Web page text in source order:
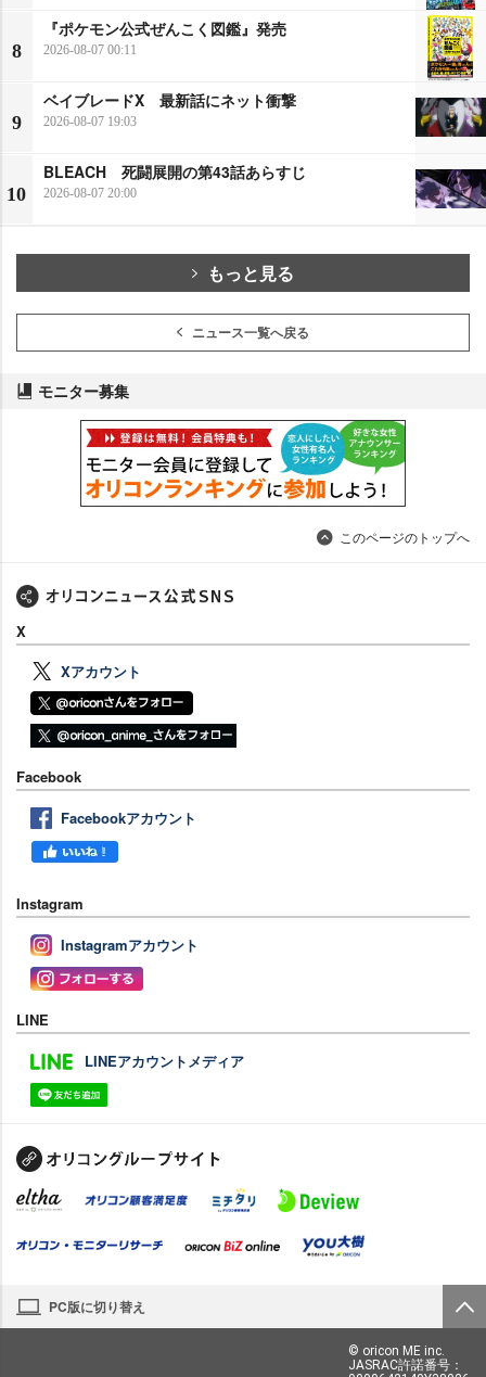
8
『ポケモン公式ぜんこく図鑑』発売
2026-08-07 00:11
9
ベイブレードX 最新話にネット衝撃
2026-08-07 19:03
10
BLEACH 死闘展開の第43話あらすじ
2026-08-07 20:00
もっと見る
ニュース一覧へ戻る
モニター募集
このページのトップへ
X
Xアカウント
Facebook
Facebookアカウント
Instagram
Instagramアカウント
LINE
LINEアカウントメディア
PC版に切り替え
© oricon ME inc.
JASRAC許諾番号：